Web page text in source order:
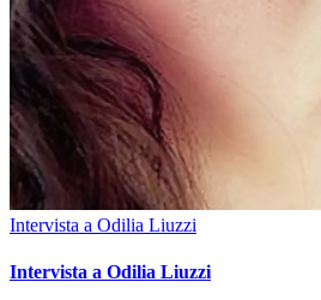
Intervista a Odilia Liuzzi
Intervista a Odilia Liuzzi